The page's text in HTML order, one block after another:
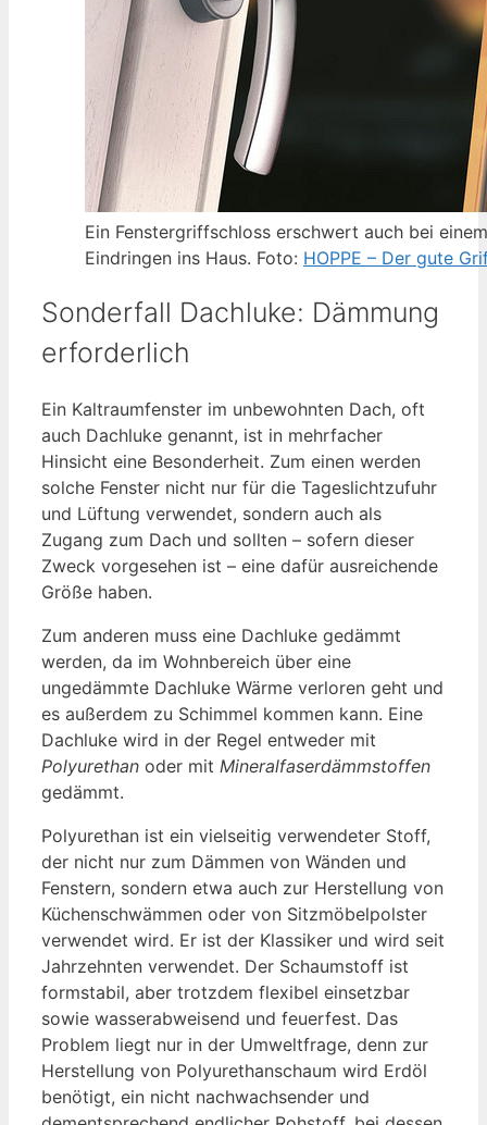
Ein Fenstergriffschloss erschwert auch bei
Eindringen ins Haus. Foto: HOPPE – Der gute
Sonderfall Dachluke: Dämmung
erforderlich
Ein Kaltraumfenster im unbewohnten Dach, oft
auch Dachluke genannt, ist in mehrfacher
Hinsicht eine Besonderheit. Zum einen werden
solche Fenster nicht nur für die Tageslichtzufuhr
und Lüftung verwendet, sondern auch als
Zugang zum Dach und sollten – sofern dieser
Zweck vorgesehen ist – eine dafür ausreichende
Größe haben.
Zum anderen muss eine Dachluke gedämmt
werden, da im Wohnbereich über eine
ungedämmte Dachluke Wärme verloren geht und
es außerdem zu Schimmel kommen kann. Eine
Dachluke wird in der Regel entweder mit
Polyurethan oder mit Mineralfaserdämmstoffen
gedämmt.
Polyurethan ist ein vielseitig verwendeter Stoff,
der nicht nur zum Dämmen von Wänden und
Fenstern, sondern etwa auch zur Herstellung von
Küchenschwämmen oder von Sitzmöbelpolster
verwendet wird. Er ist der Klassiker und wird seit
Jahrzehnten verwendet. Der Schaumstoff ist
formstabil, aber trotzdem flexibel einsetzbar
sowie wasserabweisend und feuerfest. Das
Problem liegt nur in der Umweltfrage, denn zur
Herstellung von Polyurethanschaum wird Erdöl
benötigt, ein nicht nachwachsender und